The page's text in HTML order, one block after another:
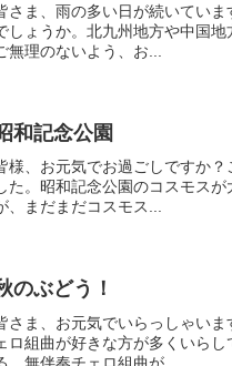
さま、雨の多い日が続いてい
しょうか。北九州地方や中国
無理のないよう、お...
和記念公園
様、お元気でお過ごしですか
た。昭和記念公園のコスモス
、まだまだコスモス...
のぶどう！
さま、お元気でいらっしゃい
ロ組曲が好きな方が多くいら
、無伴奏チェロ組曲が...